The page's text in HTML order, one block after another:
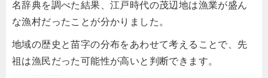
名辞典を調べた結果、江戸時代の茂辺地は漁業が盛ん
な漁村だったことが分かりました。
地域の歴史と苗字の分布をあわせて考えることで、先
祖は漁民だった可能性が高いと判断できます。